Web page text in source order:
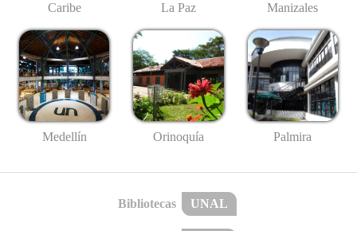
Caribe La Paz Manizales
Medellín Orinoquía Palmira
Bibliotecas UNAL